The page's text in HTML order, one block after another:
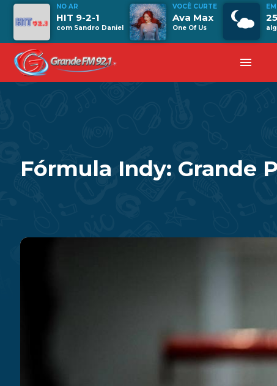
NO AR
HIT 9-2-1
com Sandro Daniel
VOCÊ CURTE
Ava Max
One Of Us
menu
Fórmula Indy: Grande